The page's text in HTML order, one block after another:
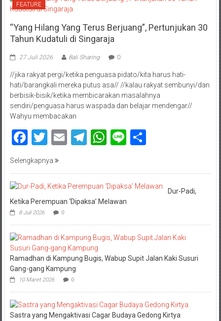
FEATURE
“Yang Hilang Yang Terus Berjuang”, Pertunjukan 30
Tahun Kudatuli di Singaraja
27 Juli 2026 Bali Sharing 0
//jika rakyat pergi/ketika penguasa pidato/kita harus hati-
hati/barangkali mereka putus asa// //kalau rakyat sembunyi/dan
berbisik-bisik/ketika membicarakan masalahnya
sendiri/penguasa harus waspada dan belajar mendengar//
Wahyu membacakan
Facebook
Twitter
EmailTelegram
WhatsApp
LineShare
Selengkapnya
Dur-Padi,
Ketika Perempuan ‘Dipaksa’ Melawan
8 Juli 2026 0
Ramadhan di Kampung Bugis, Wabup Supit Jalan Kaki Susuri
Gang-gang Kampung
10 Maret 2026 0
Sastra yang Mengaktivasi Cagar Budaya Gedong Kirtya